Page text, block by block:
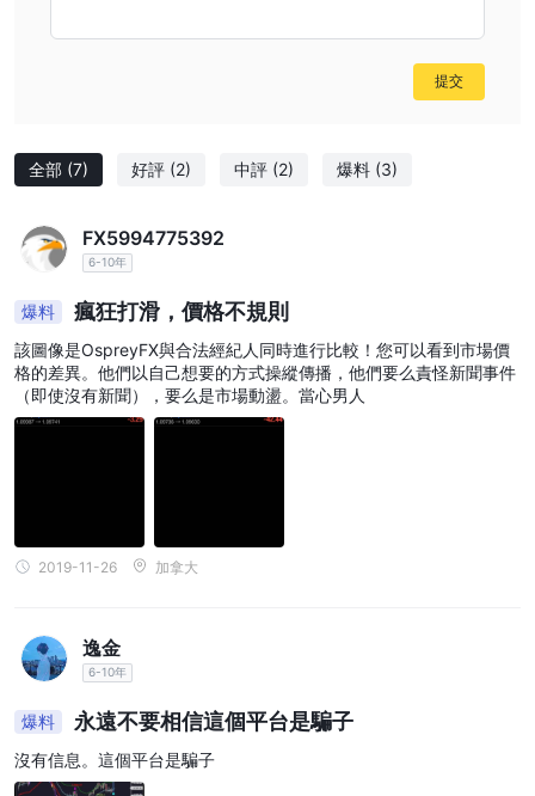
全部 (7) 好評 (2) 中評 (2) 爆料 (3)
FX5994775392
6-10年
爆料 瘋狂打滑，價格不規則
該圖像是OspreyFX與合法經紀人同時進行比較！您可以看到市場價
格的差異。他們以自己想要的方式操縱傳播，他們要么責怪新聞事件
（即使沒有新聞），要么是市場動盪。當心男人
2019-11-26 加拿大
逸金
6-10年
爆料 永遠不要相信這個平台是騙子
沒有信息。這個平台是騙子
提交